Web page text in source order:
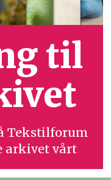
til
Tekstilforum
arkivet vårt